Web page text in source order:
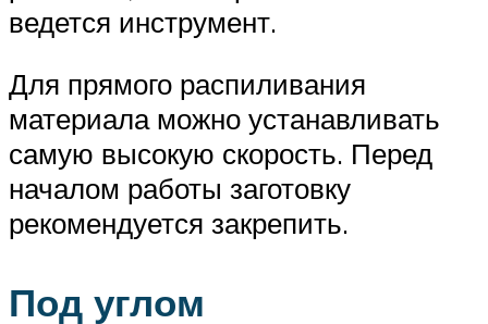
ведется инструмент.
Для прямого распиливания
материала можно устанавливать
самую высокую скорость. Перед
началом работы заготовку
рекомендуется закрепить.
Под углом